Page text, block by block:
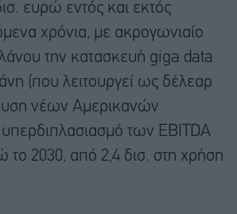
ευρώ εντός και εκτός
χρόνια, με ακρογωνιαίο
την κατασκευή giga data
(που λειτουργεί ως δέλεαρ
νέων Αμερικανών
των EBITDA
το 2030, από 2,4 δισ. στη χρήση